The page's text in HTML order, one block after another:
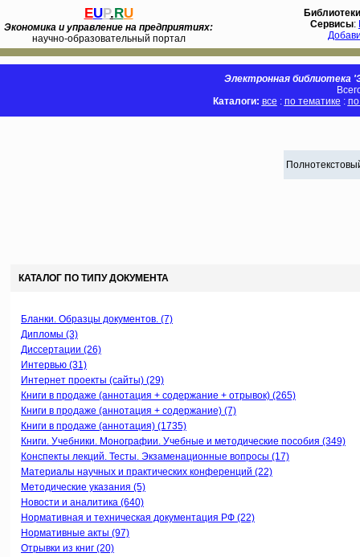
EUP.RU
Экономика и управление на предприятиях:
научно-образовательный портал
Библиотеки
Сервисы:
Электронная библиотека
Каталоги: все : по тематике :
КАТАЛОГ ПО ТИПУ ДОКУМЕНТА
Бланки. Образцы документов. (7)
Дипломы (3)
Диссертации (26)
Интервью (31)
Интернет проекты (сайты) (29)
Книги в продаже (аннотация + содержание + отрывок) (265)
Книги в продаже (аннотация + содержание) (7)
Книги в продаже (аннотация) (1735)
Книги. Учебники. Монографии. Учебные и методические пособия (349)
Конспекты лекций. Тесты. Экзаменационные вопросы (17)
Материалы научных и практических конференций (22)
Методические указания (5)
Новости и аналитика (640)
Нормативная и техническая документация РФ (22)
Нормативные акты (97)
Отрывки из книг (20)